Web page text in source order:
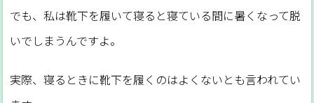
でも、私は靴下を履いて寝ると寝ている間に暑くなって脱
いでしまうんですよ。
実際、寝るときに靴下を履くのはよくないとも言われてい